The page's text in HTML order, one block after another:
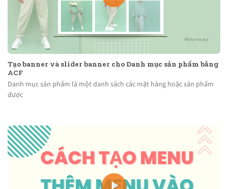
Tạo banner và slider banner cho Danh mục sản phẩm bằng
ACF
Danh mục sản phẩm là một danh sách các mặt hàng hoặc sản phẩm
được